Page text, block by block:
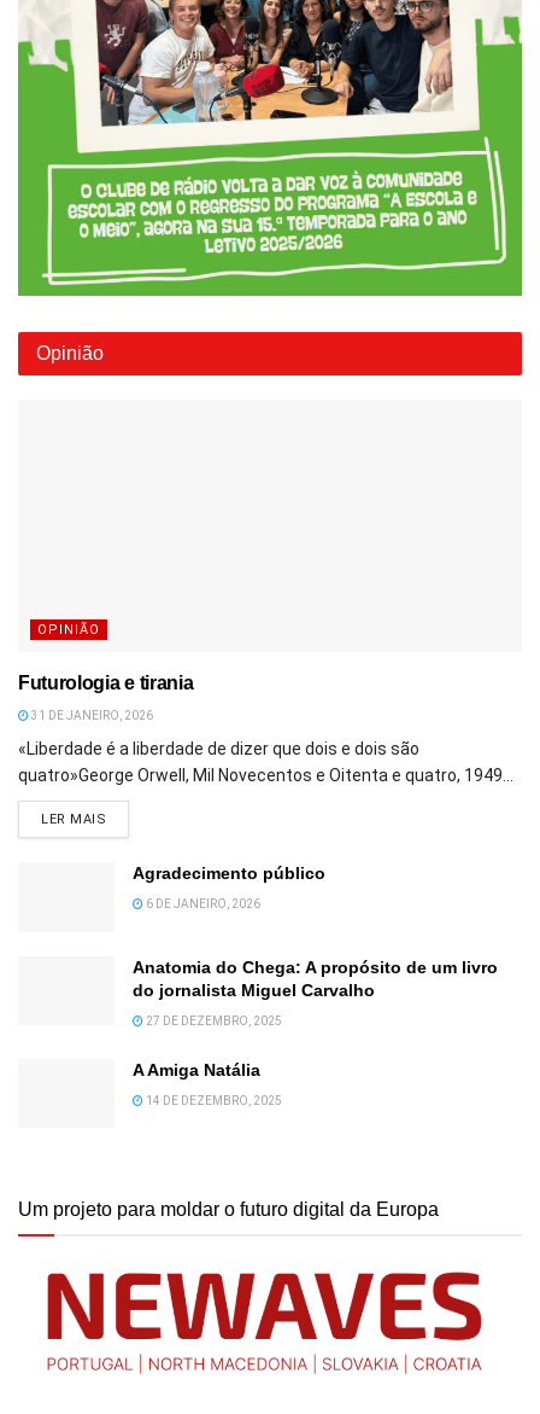
Opinião
OPINIÃO
Futurologia e tirania
31 DE JANEIRO, 2026
«Liberdade é a liberdade de dizer que dois e dois são
quatro»George Orwell, Mil Novecentos e Oitenta e quatro, 1949...
LER MAIS
Agradecimento público
6 DE JANEIRO, 2026
Anatomia do Chega: A propósito de um livro
do jornalista Miguel Carvalho
27 DE DEZEMBRO, 2025
A Amiga Natália
14 DE DEZEMBRO, 2025
Um projeto para moldar o futuro digital da Europa